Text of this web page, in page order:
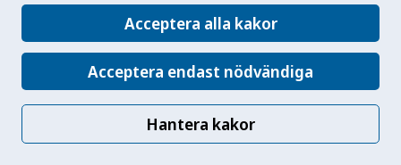
Acceptera alla kakor
Acceptera endast nödvändiga
Hantera kakor
Neisseria gonorrhoeae
Neisseria meningitidis